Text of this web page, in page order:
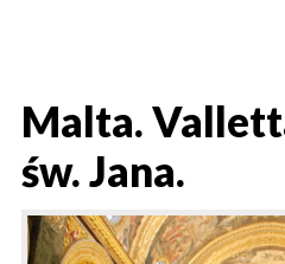
Malta.
św. Jana.